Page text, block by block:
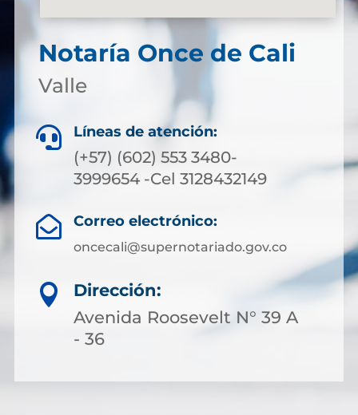
Notaría Once de Cali
Valle
 Líneas de atención:
(+57) (602) 553 3480-
3999654 -Cel 3128432149
 Correo electrónico:
oncecali@supernotariado.gov.co

Dirección:
Avenida Roosevelt N° 39 A
- 36